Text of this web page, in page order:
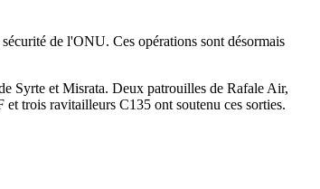
de l'ONU. Ces opérations sont désormais
Syrte et Misrata. Deux patrouilles de Rafale Air,
trois ravitailleurs C135 ont soutenu ces sorties.